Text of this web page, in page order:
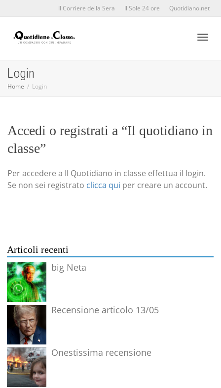
Il Corriere della Sera Il Sole 24 ore Quotidiano.net
Login
Home Login
Accedi o registrati a “Il quotidiano in
classe”
Per accedere a Il Quotidiano in classe effettua il login.
Se non sei registrato clicca qui per creare un account.
Articoli recenti
big Neta
Recensione articolo 13/05
Onestissima recensione